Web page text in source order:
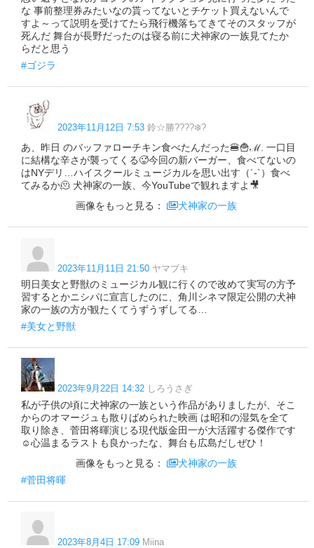
な 事前整理券みたいなの貰ってないとチケット買えないんで
すよ～って説明を受けてたら飛行機落ちてきてそのスタッフが
死んだ 舞台が長野だったのは寝る前に犬神家の一族見てたか
らだと思う
#ゴジラ
2023年11月12日 7:53 鈴☆勝????‍❄️?
あ、昨日 のバッファローチキン食べたんだった🍔🍟ℳ. 一口目
に結構な辛さが襲ってくる🥵今回の新バーガー、食べてないの
はNYデリ…ハイスクールミュージカルを思い出す（´-`）食べ
てみるか🫠 犬神家の一族、今YouTubeで観れますよ🎥
画像をもっと見る：
犬神家の一族
2023年11月11日 21:50 ヤマブキ
明日美女と野獣のミュージカル観に行くので改めて実写の方予
習するとかニシパに宣言したのに、角川シネマ限定公開の犬神
家の一族の方が観たくてうずうずしてる…
#美女と野獣
2023年9月22日 14:32 しろうさぎ
私が子供の頃に犬神家の一族という作品がありましたが、そこ
からのオマージュも散りばめられた映画 は昭和の湿気を全て
取り除き、菅田将暉演じる現代版金田一が大活躍する傑作です
☺️心温まるラストも良かったな、舞台も広島だしぜひ！
画像をもっと見る：
犬神家の一族
#菅田将暉
2023年8月4日 17:09 Miina